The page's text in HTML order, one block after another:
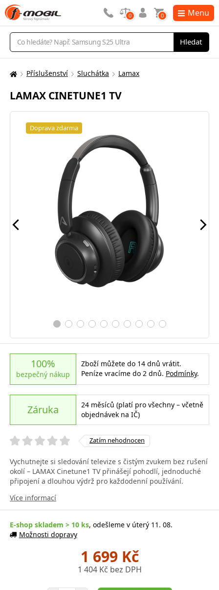
Vyhledávání
Hledat
0 0 Menu
Zde
nacházíte:
Příslušenství Sluchátka Lamax
LAMAX CINETUNE1 TV
Doprava zdarma
100%
bezpečný nákup
Zboží můžete do 14 dnů vrátit.
Peníze vracíme do 2 dnů. Podmínky.
Záruka
24 měsíců (platí pro všechny – včetně
objednávek na IČ)
Zatím nehodnocen
Vychutnejte si sledování televize s čistým zvukem bez rušení
okolí – LAMAX Cinetune1 TV přinášejí pohodlí, jednoduché
připojení a dlouhou výdrž pro každodenní používání.
Více informací
E-shop skladem > 10 ks, odešleme v úterý 11. 08.
Možnosti dopravy
1 699 Kč
1 404 Kč bez DPH